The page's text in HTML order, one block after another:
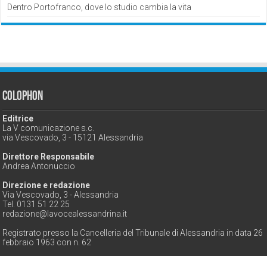
Dentro Portofranco, dove lo studio cambia la vita
Colophon
Editrice
La V comunicazione s.c.
via Vescovado, 3 - 15121 Alessandria
Direttore Responsabile
Andrea Antonuccio
Direzione e redazione
Via Vescovado, 3 - Alessandria
Tel. 0131 51 22 25
redazione@lavocealessandrina.it
Registrato presso la Cancelleria del Tribunale di Alessandria in data 26
febbraio 1963 con n. 62